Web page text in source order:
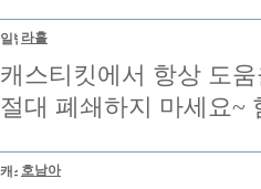
라홀
캐스티킷에서 항상 도
절대 폐쇄하지 마세요~
호남아